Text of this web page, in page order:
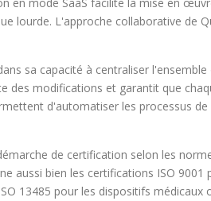
en mode SaaS facilite la mise en
lourde. L'approche collaborative de
sa capacité à centraliser
des modifications et garantit que
d'automatiser les processus
de certification selon les
aussi bien les certifications ISO
13485 pour les dispositifs